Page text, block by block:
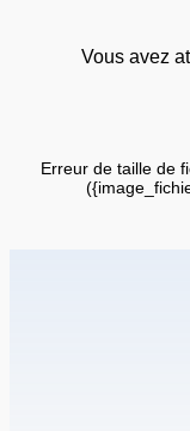
Vous avez
Erreur de taille de